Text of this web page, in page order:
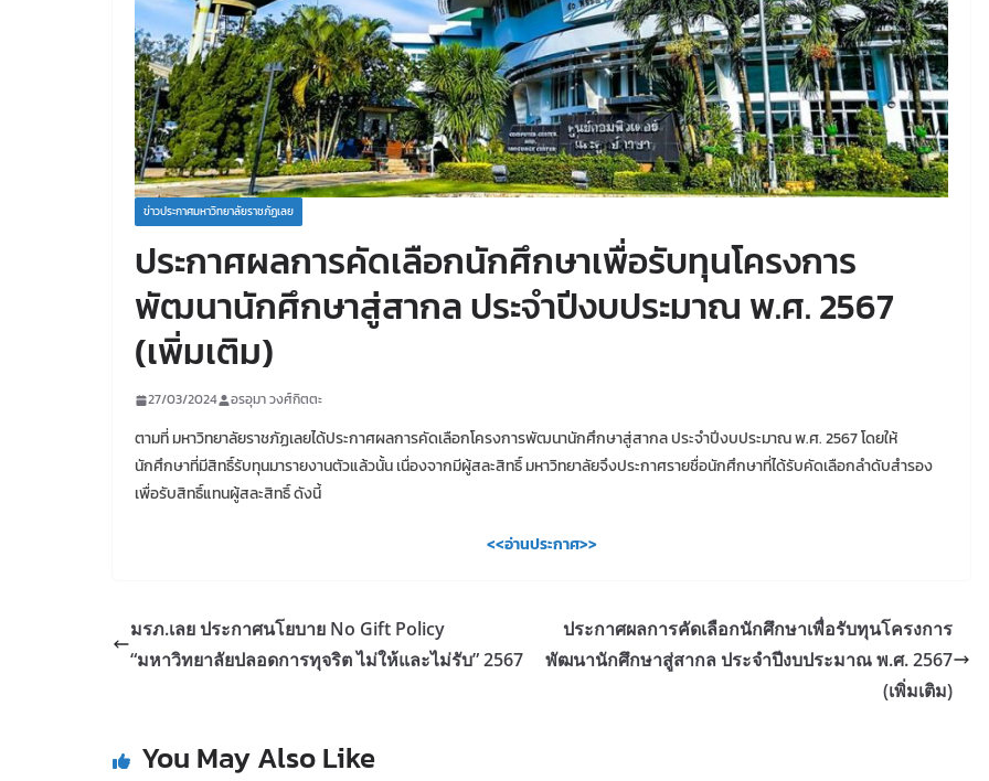
ข่าวประกาศมหาวิทยาลัยราชภัฏเลย
ประกาศผลการคัดเลือกนักศึกษาเพื่อรับทุนโครงการ
พัฒนานักศึกษาสู่สากล ประจำปีงบประมาณ พ.ศ. 2567
(เพิ่มเติม)
27/03/2024 อรอุมา วงศ์กิตตะ
ตามที่ มหาวิทยาลัยราชภัฏเลยได้ประกาศผลการคัดเลือกโครงการพัฒนานักศึกษาสู่สากล ประจำปีงบประมาณ พ.ศ. 2567 โดยให้
นักศึกษาที่มีสิทธิ์รับทุนมารายงานตัวแล้วนั้น เนื่องจากมีผู้สละสิทธิ์ มหาวิทยาลัยจึงประกาศรายชื่อนักศึกษาที่ได้รับคัดเลือกลำดับสำรอง
เพื่อรับสิทธิ์แทนผู้สละสิทธิ์ ดังนี้
<<อ่านประกาศ>>
มรภ.เลย ประกาศนโยบาย No Gift Policy
“มหาวิทยาลัยปลอดการทุจริต ไม่ให้และไม่รับ” 2567
ประกาศผลการคัดเลือกนักศึกษาเพื่อรับทุนโครงการ
พัฒนานักศึกษาสู่สากล ประจำปีงบประมาณ พ.ศ. 2567
(เพิ่มเติม)
You May Also Like